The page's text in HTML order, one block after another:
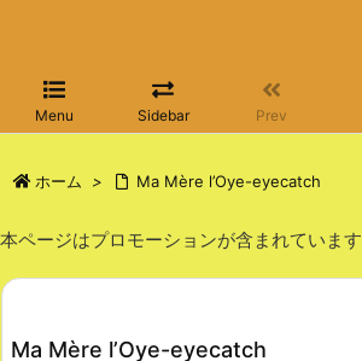
Menu Sidebar Prev
ホーム > Ma Mère l’Oye-eyecatch
本ページはプロモーションが含まれています
Ma Mère l’Oye-eyecatch